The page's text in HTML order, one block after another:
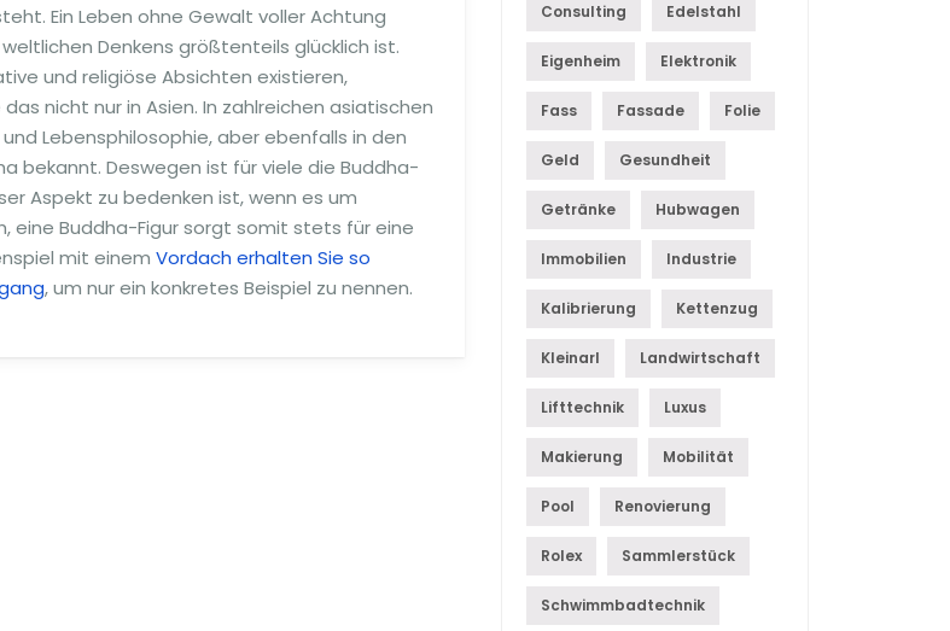
Ein Leben ohne Gewalt voller Achtung
Denkens größtenteils glücklich ist.
und religiöse Absichten existieren,
nicht nur in Asien. In zahlreichen asiatischen
Lebensphilosophie, aber ebenfalls in den
bekannt. Deswegen ist für viele die Buddha-
Aspekt zu bedenken ist, wenn es um
eine Buddha-Figur sorgt somit stets für eine
mit einem Vordach erhalten Sie so
, um nur ein konkretes Beispiel zu nennen.
Consulting Edelstahl
Eigenheim Elektronik
Fass Fassade Folie
Geld Gesundheit
Getränke Hubwagen
Immobilien Industrie
Kalibrierung Kettenzug
Kleinarl Landwirtschaft
Lifttechnik Luxus
Makierung Mobilität
Pool Renovierung
Rolex Sammlerstück
Schwimmbadtechnik